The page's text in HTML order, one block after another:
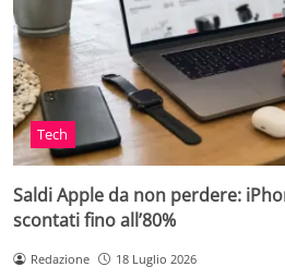
Tech
Saldi Apple da non perdere:
scontati fino all’80%
Redazione 18 Luglio 2026